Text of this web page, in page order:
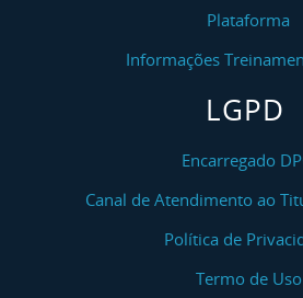
Plataforma
Informações
LGPD
Encarregado
Canal de Atendimento ao
Política de
Termo de Uso